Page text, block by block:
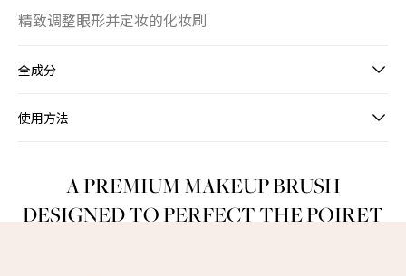
精致调整眼形并定妆的化妆刷
全成分
使用方法
A PREMIUM MAKEUP BRUSH
DESIGNED TO PERFECT THE POIRET